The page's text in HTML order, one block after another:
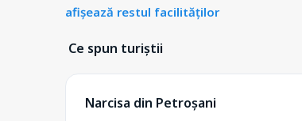
afișează restul facilităților
Ce spun turiștii
Narcisa din Petroșani